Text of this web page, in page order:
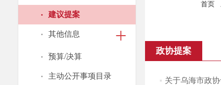
· 建议提案
· 其他信息
· 预算/决算
· 主动公开事项目录
首页
政协提案
关于乌海市政